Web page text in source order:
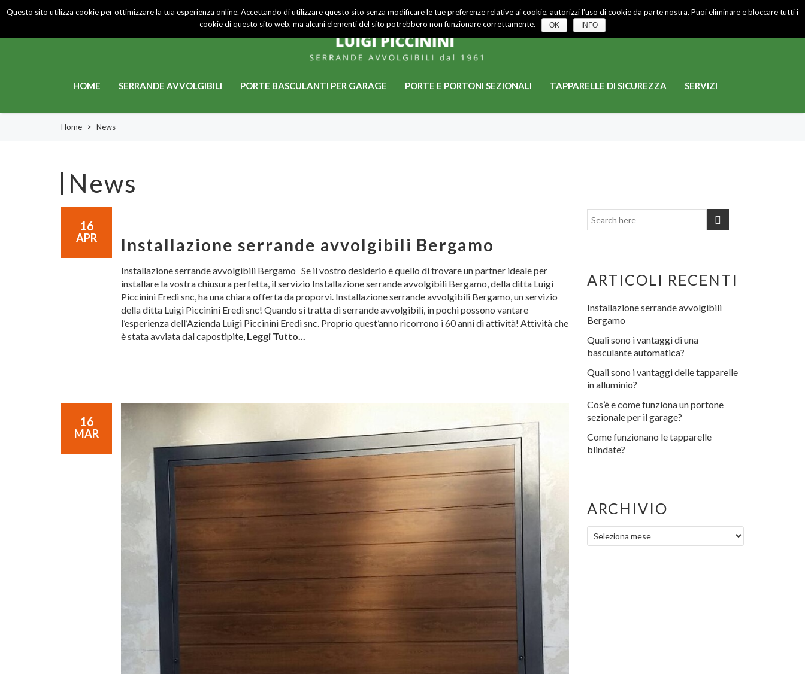
Chi Siamo Certificazioni News Contatti CHIAMACI 035 767631
HOME SERRANDE AVVOLGIBILI PORTE BASCULANTI PER GARAGE PORTE E PORTONI SEZIONALI TAPPARELLE DI SICUREZZA SERVIZI
Home > News
News
16
APR Installazione serrande avvolgibili Bergamo
Installazione serrande avvolgibili Bergamo Se il vostro desiderio è quello di trovare un partner ideale per
installare la vostra chiusura perfetta, il servizio Installazione serrande avvolgibili Bergamo, della ditta Luigi
Piccinini Eredi snc, ha una chiara offerta da proporvi. Installazione serrande avvolgibili Bergamo, un servizio
della ditta Luigi Piccinini Eredi snc! Quando si tratta di serrande avvolgibili, in pochi possono vantare
l’esperienza dell’Azienda Luigi Piccinini Eredi snc. Proprio quest’anno ricorrono i 60 anni di attività! Attività che
è stata avviata dal capostipite, Leggi Tutto...
16
MAR
ARTICOLI RECENTI
Installazione serrande avvolgibili
Bergamo
Quali sono i vantaggi di una
basculante automatica?
Quali sono i vantaggi delle tapparelle
in alluminio?
Cos’è e come funziona un portone
sezionale per il garage?
Come funzionano le tapparelle
blindate?
ARCHIVIO
Questo sito utilizza cookie per ottimizzare la tua esperienza online. Accettando di utilizzare questo sito senza modificare le tue preferenze relative ai cookie, autorizzi l'uso di cookie da parte nostra. Puoi eliminare e bloccare tutti i
cookie di questo sito web, ma alcuni elementi del sito potrebbero non funzionare correttamente.
OK INFO